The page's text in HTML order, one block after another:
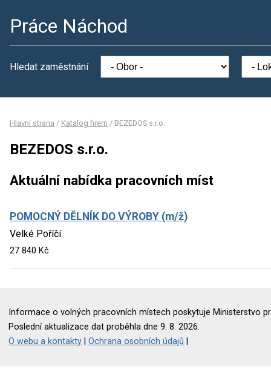
Práce Náchod
Hledat zaměstnání
Hlavní strana / Katalog firem / BEZEDOS s.r.o.
BEZEDOS s.r.o.
Aktuální nabídka pracovních míst
POMOCNÝ DĚLNÍK DO VÝROBY (m/ž)
Velké Poříčí
27 840 Kč
Informace o volných pracovních místech poskytuje Ministerstvo
Poslední aktualizace dat proběhla dne 9. 8. 2026.
O webu a kontakty |Ochrana osobních údajů